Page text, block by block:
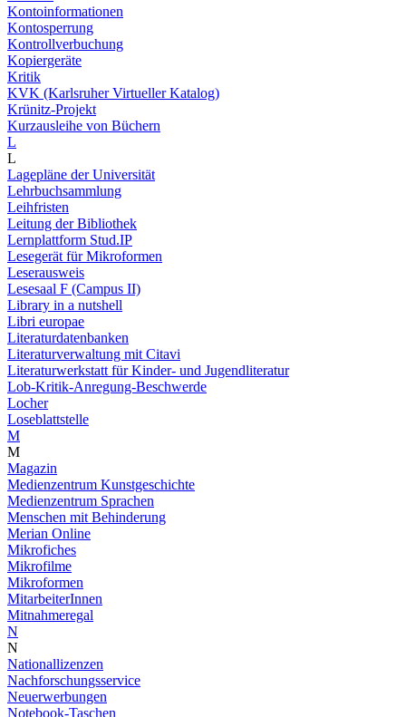
Kontoinformationen
Kontosperrung
Kontrollverbuchung
Kopiergeräte
Kritik
KVK (Karlsruher Virtueller Katalog)
Krünitz-Projekt
Kurzausleihe von Büchern
L
L
Lagepläne der Universität
Lehrbuchsammlung
Leihfristen
Leitung der Bibliothek
Lernplattform Stud.IP
Lesegerät für Mikroformen
Leserausweis
Lesesaal F (Campus II)
Library in a nutshell
Libri europae
Literaturdatenbanken
Literaturverwaltung mit Citavi
Literaturwerkstatt für Kinder- und Jugendliteratur
Lob-Kritik-Anregung-Beschwerde
Locher
Loseblattstelle
M
M
Magazin
Medienzentrum Kunstgeschichte
Medienzentrum Sprachen
Menschen mit Behinderung
Merian Online
Mikrofiches
Mikrofilme
Mikroformen
MitarbeiterInnen
Mitnahmeregal
N
N
Nationallizenzen
Nachforschungsservice
Neuerwerbungen
Notebook-Taschen